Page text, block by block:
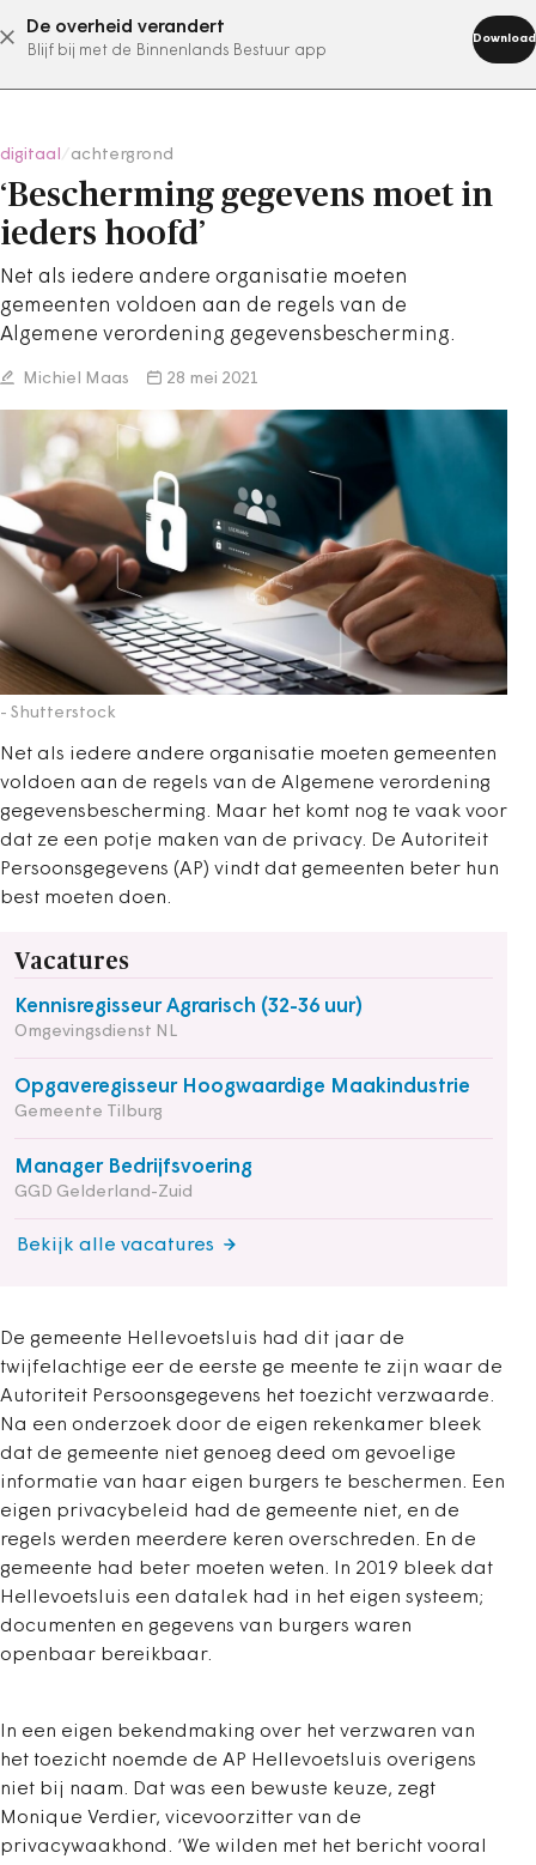
De overheid verandert
Blijf bij met de Binnenlands Bestuur app
Download
abonneer nu
digitaal achtergrond
‘Bescherming gegevens moet in
ieders hoofd’
Net als iedere andere organisatie moeten
gemeenten voldoen aan de regels van de
Algemene verordening gegevensbescherming.
Michiel Maas 28 mei 2021
- Shutterstock
Net als iedere andere organisatie moeten gemeenten
voldoen aan de regels van de Algemene verordening
gegevensbescherming. Maar het komt nog te vaak voor
dat ze een potje maken van de privacy. De Autoriteit
Persoonsgegevens (AP) vindt dat gemeenten beter hun
best moeten doen.
Vacatures
Kennisregisseur Agrarisch (32-36 uur)
Omgevingsdienst NL
Opgaveregisseur Hoogwaardige Maakindustrie
Gemeente Tilburg
Manager Bedrijfsvoering
GGD Gelderland-Zuid
Bekijk alle vacatures
De gemeente Hellevoetsluis had dit jaar de
twijfelachtige eer de eerste ge meente te zijn waar de
Autoriteit Persoonsgegevens het toezicht verzwaarde.
Na een onderzoek door de eigen rekenkamer bleek
dat de gemeente niet genoeg deed om gevoelige
informatie van haar eigen burgers te beschermen. Een
eigen privacybeleid had de gemeente niet, en de
regels werden meerdere keren overschreden. En de
gemeente had beter moeten weten. In 2019 bleek dat
Hellevoetsluis een datalek had in het eigen systeem;
documenten en gegevens van burgers waren
openbaar bereikbaar.
In een eigen bekendmaking over het verzwaren van
het toezicht noemde de AP Hellevoetsluis overigens
niet bij naam. Dat was een bewuste keuze, zegt
Monique Verdier, vicevoorzitter van de
privacywaakhond. ‘We wilden met het bericht vooral